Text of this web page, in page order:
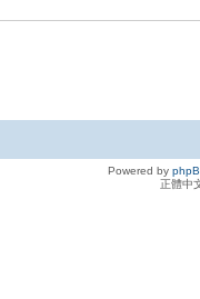
Powered by
正體中